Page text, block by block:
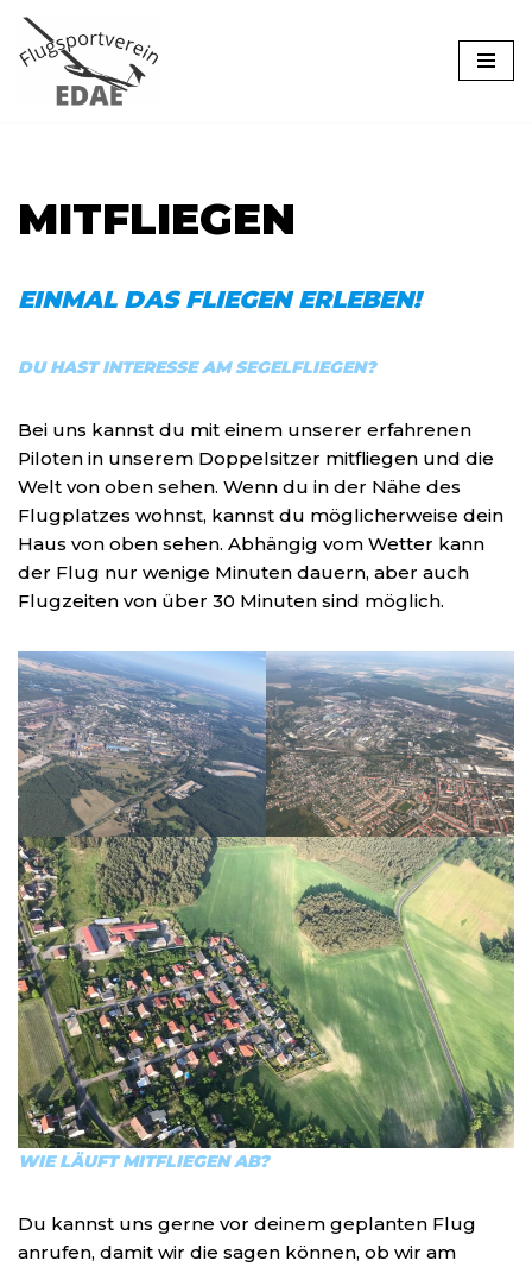
Zum
Inhalt
MITFLIEGEN
EINMAL DAS FLIEGEN ERLEBEN!
DU HAST INTERESSE AM SEGELFLIEGEN?
Bei uns kannst du mit einem unserer erfahrenen
Piloten in unserem Doppelsitzer mitfliegen und die
Welt von oben sehen. Wenn du in der Nähe des
Flugplatzes wohnst, kannst du möglicherweise dein
Haus von oben sehen. Abhängig vom Wetter kann
der Flug nur wenige Minuten dauern, aber auch
Flugzeiten von über 30 Minuten sind möglich.
WIE LÄUFT MITFLIEGEN AB?
Du kannst uns gerne vor deinem geplanten Flug
anrufen, damit wir die sagen können, ob wir am